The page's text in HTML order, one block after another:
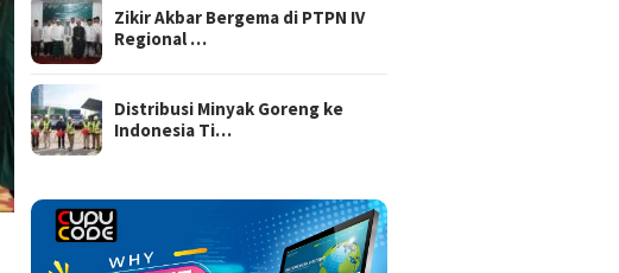
Zikir Akbar Bergema di PTPN IV
Regional …
Distribusi Minyak Goreng ke
Indonesia Ti…